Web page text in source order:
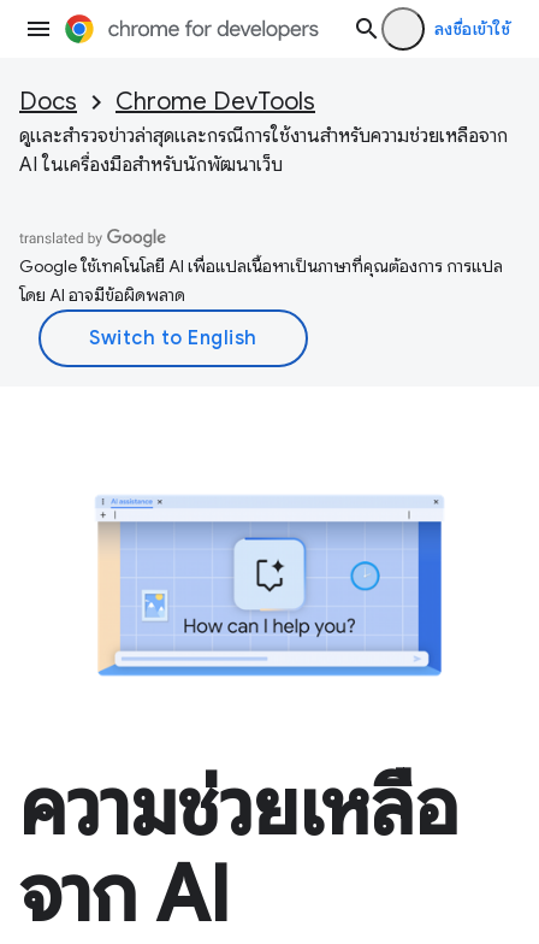
ลงชื่อเข้าใช้
Docs Chrome DevTools
ดูและสำรวจข่าวล่าสุดและกรณีการใช้งานสำหรับความช่วยเหลือจาก
AI ในเครื่องมือสำหรับนักพัฒนาเว็บ
Google ใช้เทคโนโลยี AI เพื่อแปลเนื้อหาเป็นภาษาที่คุณต้องการ การแปล
โดย AI อาจมีข้อผิดพลาด
ความช่วยเหลือ
จาก AI